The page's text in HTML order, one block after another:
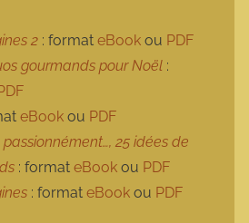
2 : format eBook ou PDF
gourmands pour Noël :
eBook ou PDF
25 idées de
: format eBook ou PDF
: format eBook ou PDF